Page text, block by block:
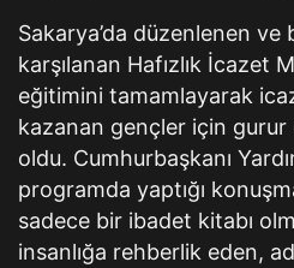
Sakarya’da düzenlenen
karşılanan Hafızlık İcazet
eğitimini tamamlayarak
kazanan gençler için gurur
oldu. Cumhurbaşkanı
programda yaptığı
sadece bir ibadet kitabı
insanlığa rehberlik eden,